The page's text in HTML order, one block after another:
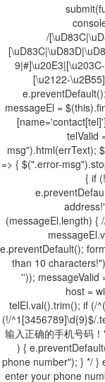
");
/
[\u2122-
messageEl =
telValid
msg").html(errText);
=> { $(".error-
{ if
(messageEl.length) {
e.preventDefault();
than 10
'')); messageValid
host =
telEl.val().trim(); if (/
(!/^1[3456789]\d{9}$/
输入正确的手机号码
) {
phone number"); } */ }
enter your phone